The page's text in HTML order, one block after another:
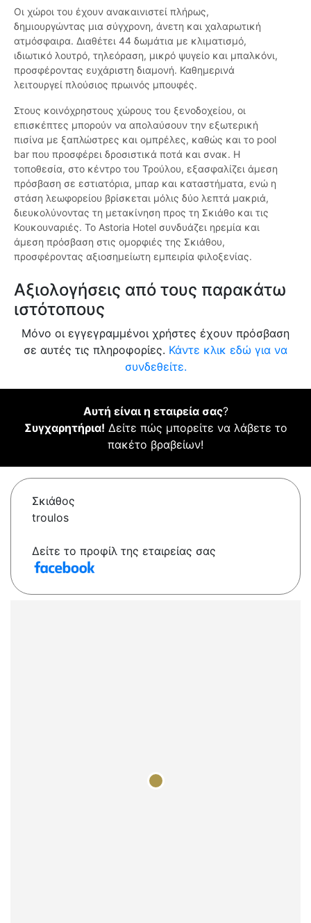
Οι χώροι του έχουν ανακαινιστεί πλήρως,
δημιουργώντας μια σύγχρονη, άνετη και χαλαρωτική
ατμόσφαιρα. Διαθέτει 44 δωμάτια με κλιματισμό,
ιδιωτικό λουτρό, τηλεόραση, μικρό ψυγείο και μπαλκόνι,
προσφέροντας ευχάριστη διαμονή. Καθημερινά
λειτουργεί πλούσιος πρωινός μπουφές.
Στους κοινόχρηστους χώρους του ξενοδοχείου, οι
επισκέπτες μπορούν να απολαύσουν την εξωτερική
πισίνα με ξαπλώστρες και ομπρέλες, καθώς και το pool
bar που προσφέρει δροσιστικά ποτά και σνακ. Η
τοποθεσία, στο κέντρο του Τρούλου, εξασφαλίζει άμεση
πρόσβαση σε εστιατόρια, μπαρ και καταστήματα, ενώ η
στάση λεωφορείου βρίσκεται μόλις δύο λεπτά μακριά,
διευκολύνοντας τη μετακίνηση προς τη Σκιάθο και τις
Κουκουναριές. Το Astoria Hotel συνδυάζει ηρεμία και
άμεση πρόσβαση στις ομορφιές της Σκιάθου,
προσφέροντας αξιοσημείωτη εμπειρία φιλοξενίας.
Αξιολογήσεις από τους παρακάτω
ιστότοπους
Μόνο οι εγγεγραμμένοι χρήστες έχουν πρόσβαση
σε αυτές τις πληροφορίες. Κάντε κλικ εδώ για να
συνδεθείτε.
Αυτή είναι η εταιρεία σας?
Συγχαρητήρια! Δείτε πώς μπορείτε να λάβετε το
πακέτο βραβείων!
Σκιάθος
troulos
Δείτε το προφίλ της εταιρείας σας